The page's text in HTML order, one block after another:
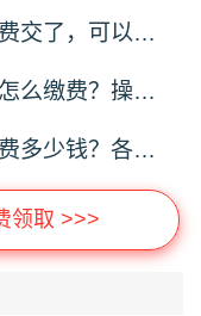
2026年中级经济师考试报名费交了，可以退费吗？
2026年中级经济师考试报名怎么缴费？操作指南
2026年中级经济师考试报名费多少钱？各省收费标准
领取 >>>